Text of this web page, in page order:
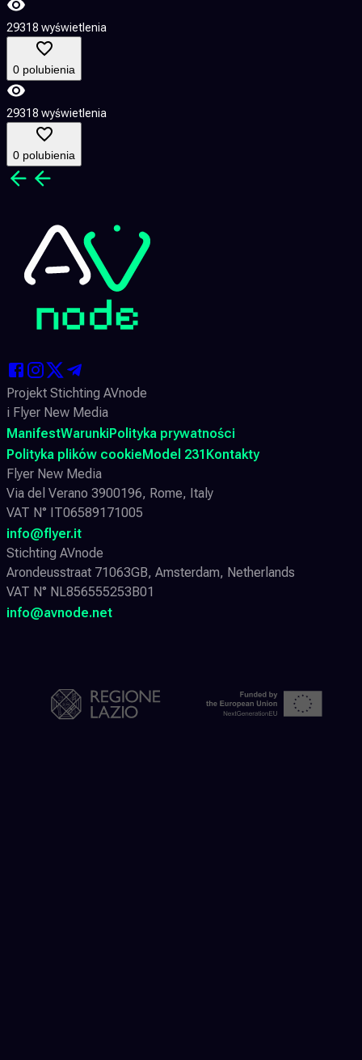
29318 wyświetlenia
0 polubienia
29318 wyświetlenia
0 polubienia
Projekt Stichting AVnode
i Flyer New Media
ManifestWarunkiPolityka prywatności
Polityka plików cookieModel 231 Kontakty
Flyer New Media
Via del Verano 3900196, Rome, Italy
VAT N° IT06589171005
info@flyer.it
Stichting AVnode
Arondeusstraat 71063GB, Amsterdam, Netherlands
VAT N° NL856555253B01
info@avnode.net